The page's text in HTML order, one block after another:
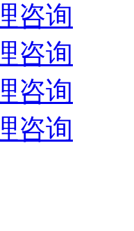
咨询
咨询
咨询
咨询